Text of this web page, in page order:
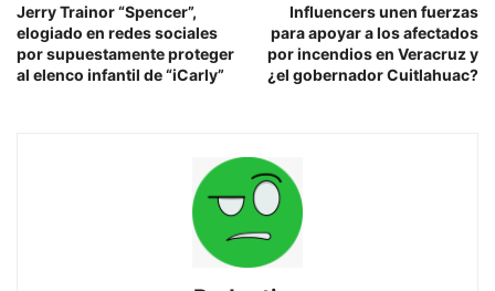
Jerry Trainor “Spencer”,
elogiado en redes sociales
por supuestamente proteger
al elenco infantil de “iCarly”
Influencers unen fuerzas
para apoyar a los afectados
por incendios en Veracruz y
¿el gobernador Cuitlahuac?